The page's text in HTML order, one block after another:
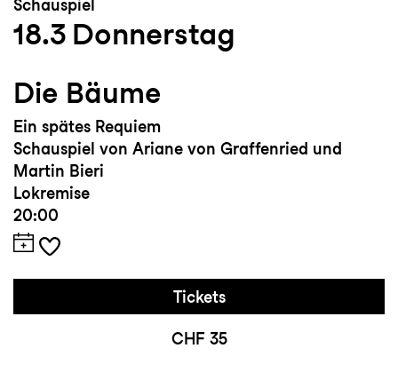
Schauspiel
18.3 Donnerstag
Die Bäume
Ein spätes Requiem
Schauspiel von Ariane von Graffenried und
Martin Bieri
Lokremise
20:00
Tickets
CHF 35